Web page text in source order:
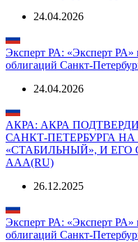
24.04.2026
Эксперт РА: «Эксперт РА»
облигаций Санкт-
24.04.2026
АКРА: АКРА
САНКТ-ПЕТЕРБУРГА
«СТАБИЛЬНЫЙ», И
AAА(RU)
26.12.2025
Эксперт РА: «Эксперт РА»
облигаций Санкт-